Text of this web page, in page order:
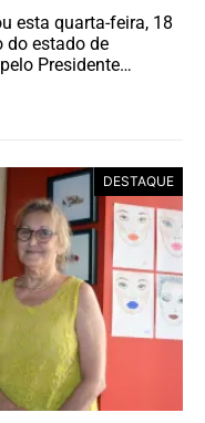
esta quarta-feira, 18
do estado de
Presidente…
DESTAQUE